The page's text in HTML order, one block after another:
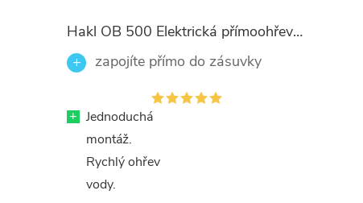
Hakl OB 500 Elektrická přímoohřevná vodovodní baterie, černé flexi ramínko
zapojíte přímo do zásuvky
+ Jednoduchá
montáž.
Rychlý ohřev
vody.